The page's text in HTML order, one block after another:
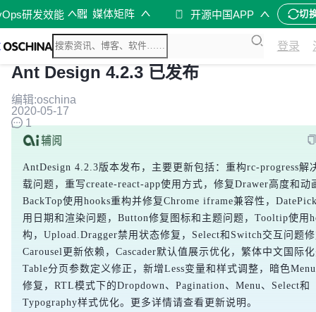
研发效能 媒体矩阵 开源中国APP 切
登录
Ant Design 4.2.3 已发布
编辑:oschina
2020-05-17
1
AntDesign 4.2.3版本发布，主要更新包括：重构rc-progress解
载问题，重写create-react-app使用方式，修复Drawer高度和动
BackTop使用hooks重构并修复Chrome iframe兼容性，
用日期和渲染问题，Button修复图标和主题问题，Tooltip使用
构，Upload.Dragger禁用状态修复，Select和Switch交互问题
Carousel更新依赖，Cascader默认值展示优化，繁体中文国际
Table分页参数定义修正，新增Less变量和样式调整，暗色
修复，RTL模式下的Dropdown、Pagination、Menu、Select和
Typography样式优化。更多详情请查看更新说明。